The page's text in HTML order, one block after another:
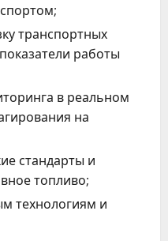
транспортных
работы
в реальном
на
стандарты и
топливо;
технологиям и